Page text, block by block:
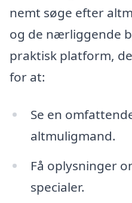
nemt søge efter
og de nærliggende
praktisk platform,
for at:
Se en
altmuligmand.
Få oplysninger
specialer.